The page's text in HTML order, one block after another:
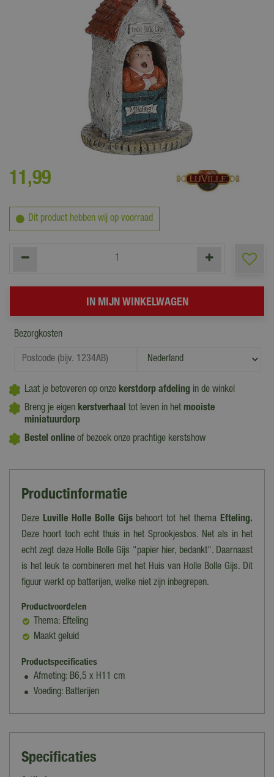
Breng je fantasie tot leven met deze prachtige Efteling creaties
11,99
Dit product hebben wij op voorraad
Bezorgkosten
Laat je betoveren op onze kerstdorp afdeling in de winkel
Breng je eigen kerstverhaal tot leven in het mooiste
miniatuurdorp
Bestel online of bezoek onze prachtige kerstshow
Productinformatie
Deze Luville Holle Bolle Gijsbehoort tot het thema Efteling.
Deze hoort toch echt thuis in het Sprookjesbos. Net als in het
echt zegt deze Holle Bolle Gijs "papier hier, bedankt". Daarnaast
is het leuk te combineren met het Huis van Holle Bolle Gijs. Dit
figuur werkt op batterijen, welke niet zijn inbegrepen.
Productvoordelen
Thema: Efteling
Maakt geluid
Productspecificaties
Afmeting: B6,5 x H11 cm
Voeding: Batterijen
Specificaties